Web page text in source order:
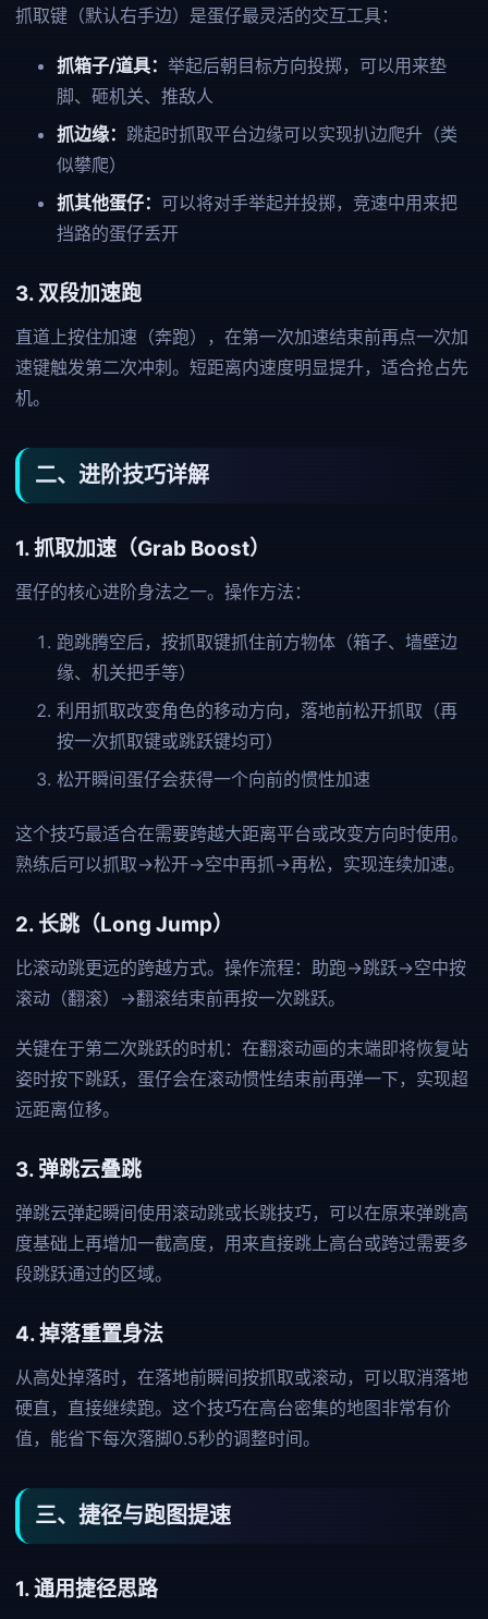
抓取键（默认右手边）是蛋仔最灵活的交互工具：
抓箱子/道具： 举起后朝目标方向投掷，可以用来垫
脚、砸机关、推敌人
抓边缘： 跳起时抓取平台边缘可以实现扒边爬升（类
似攀爬）
抓其他蛋仔： 可以将对手举起并投掷，竞速中用来把
挡路的蛋仔丢开
3. 双段加速跑
直道上按住加速（奔跑），在第一次加速结束前再点一次加
速键触发第二次冲刺。短距离内速度明显提升，适合抢占先
机。
二、进阶技巧详解
1. 抓取加速（Grab Boost）
蛋仔的核心进阶身法之一。操作方法：
跑跳腾空后，按抓取键抓住前方物体（箱子、墙壁边
缘、机关把手等）
利用抓取改变角色的移动方向，落地前松开抓取（再
按一次抓取键或跳跃键均可）
松开瞬间蛋仔会获得一个向前的惯性加速
这个技巧最适合在需要跨越大距离平台或改变方向时使用。
熟练后可以抓取→松开→空中再抓→再松，实现连续加速。
2. 长跳（Long Jump）
比滚动跳更远的跨越方式。操作流程：助跑→跳跃→空中按
滚动（翻滚）→翻滚结束前再按一次跳跃。
关键在于第二次跳跃的时机：在翻滚动画的末端即将恢复站
姿时按下跳跃，蛋仔会在滚动惯性结束前再弹一下，实现超
远距离位移。
3. 弹跳云叠跳
弹跳云弹起瞬间使用滚动跳或长跳技巧，可以在原来弹跳高
度基础上再增加一截高度，用来直接跳上高台或跨过需要多
段跳跃通过的区域。
4. 掉落重置身法
从高处掉落时，在落地前瞬间按抓取或滚动，可以取消落地
硬直，直接继续跑。这个技巧在高台密集的地图非常有价
值，能省下每次落脚0.5秒的调整时间。
三、捷径与跑图提速
1. 通用捷径思路